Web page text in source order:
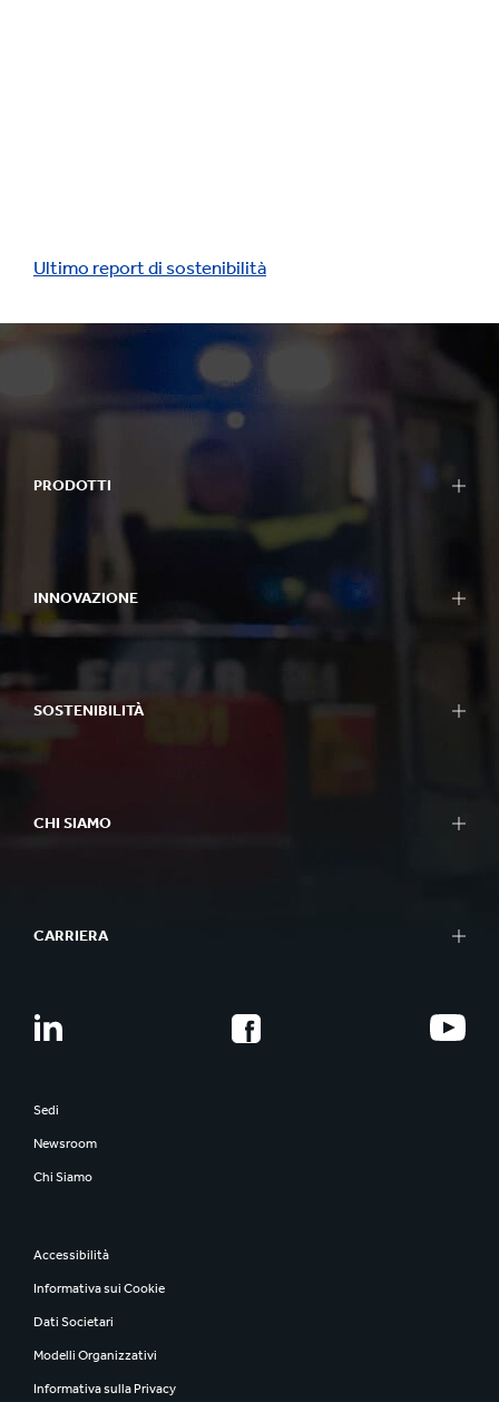
Ultimo report di sostenibilità
PRODOTTI
INNOVAZIONE
SOSTENIBILITÀ
CHI SIAMO
CARRIERA
Sedi
Newsroom
Chi Siamo
Accessibilità
Informativa sui Cookie
Dati Societari
Modelli Organizzativi
Informativa sulla Privacy